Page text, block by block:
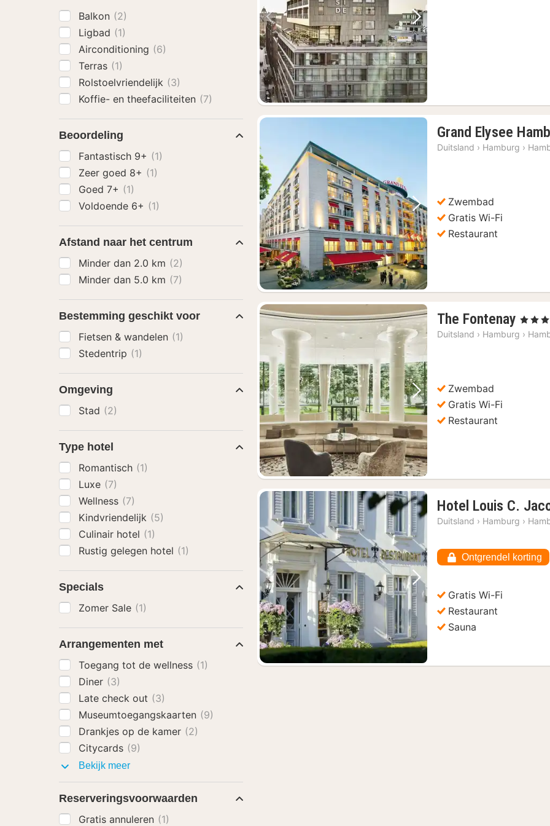
Vorige foto Volgende foto
Vorige foto Volgende foto
Grand Elysee
Duitsland › Hamburg ›
Zwembad
Gratis Wi-Fi
Restaurant
Vorige foto Volgende foto
The Fontenay 1
, 5
Duitsland › Hamburg ›
Zwembad
Gratis Wi-Fi
Restaurant
Vorige foto Volgende foto
Hotel Louis C.
Duitsland › Hamburg ›
Ontgrendel korting
Gratis Wi-Fi
Restaurant
Sauna
Balkon (2)
Ligbad (1)
Airconditioning (6)
Terras (1)
Rolstoelvriendelijk (3)
Koffie- en theefaciliteiten (7)
Beoordeling
Fantastisch 9+ (1)
Zeer goed 8+ (1)
Goed 7+ (1)
Voldoende 6+ (1)
Afstand naar het centrum
Minder dan 2.0 km (2)
Minder dan 5.0 km (7)
Bestemming geschikt voor
Fietsen & wandelen (1)
Stedentrip (1)
Omgeving
Stad (2)
Type hotel
Romantisch (1)
Luxe (7)
Wellness (7)
Kindvriendelijk (5)
Culinair hotel (1)
Rustig gelegen hotel (1)
Specials
Zomer Sale (1)
Arrangementen met
Toegang tot de wellness (1)
Diner (3)
Late check out (3)
Museumtoegangskaarten (9)
Drankjes op de kamer (2)
Citycards (9)
Bekijk meerArrangementen
Reserveringsvoorwaarden
Gratis annuleren (1)